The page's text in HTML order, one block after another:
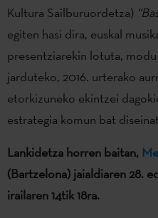
Kultura Sailburuordetza)
egiten hasi dira, euskal
presentziarekin lotuta,
jarduteko, 2016. urterako
etorkizuneko ekintzei
estrategia komun bat
Lankidetza horren baitan,
(Bartzelona) jaialdiaren 28.
irailaren 14tik 18ra.